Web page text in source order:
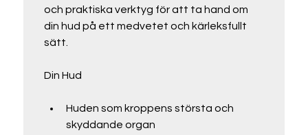
och praktiska verktyg för att ta hand om
din hud på ett medvetet och kärleksfullt
sätt.
Din Hud
Huden som kroppens största och
skyddande organ